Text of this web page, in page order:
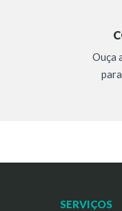
Ouça
SERVIÇOS